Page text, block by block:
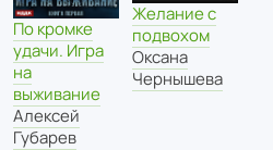
По кромке
удачи. Игра
на
выживание
Алексей
Губарев
Желание с
подвохом
Оксана
Чернышева